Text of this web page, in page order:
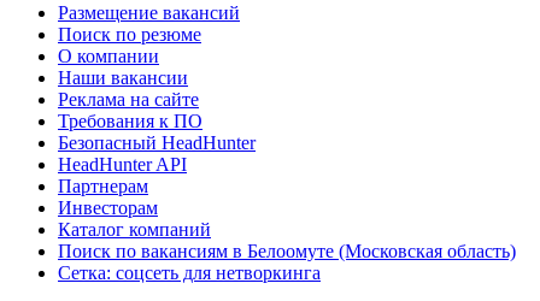
Размещение вакансий
Поиск по резюме
О компании
Наши вакансии
Реклама на сайте
Требования к ПО
Безопасный HeadHunter
HeadHunter API
Партнерам
Инвесторам
Каталог компаний
Поиск по вакансиям в Белоомуте (Московская область)
Сетка: соцсеть для нетворкинга